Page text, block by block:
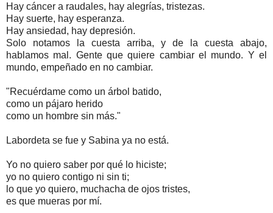
Hay cáncer a raudales, hay alegrías, tristezas.
Hay suerte, hay esperanza.
Hay ansiedad, hay depresión.
Solo notamos la cuesta arriba, y de la cuesta abajo,
hablamos mal. Gente que quiere cambiar el mundo. Y el
mundo, empeñado en no cambiar.
"Recuérdame como un árbol batido,
como un pájaro herido
como un hombre sin más."
Labordeta se fue y Sabina ya no está.
Yo no quiero saber por qué lo hiciste;
yo no quiero contigo ni sin ti;
lo que yo quiero, muchacha de ojos tristes,
es que mueras por mí.